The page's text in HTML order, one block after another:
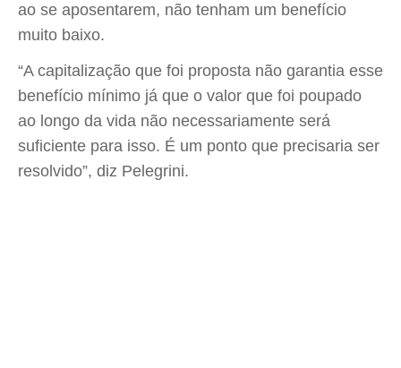
ao se aposentarem, não tenham um benefício
muito baixo.
“A capitalização que foi proposta não garantia esse
benefício mínimo já que o valor que foi poupado
ao longo da vida não necessariamente será
suficiente para isso. É um ponto que precisaria ser
resolvido”, diz Pelegrini.